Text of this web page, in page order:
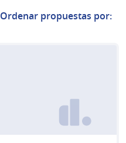
Ordenar propuestas por: